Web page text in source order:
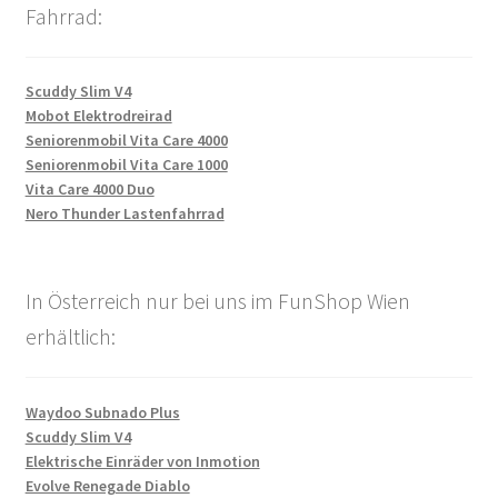
Fahrrad:
Scuddy Slim V4
Mobot Elektrodreirad
Seniorenmobil Vita Care 4000
Seniorenmobil Vita Care 1000
Vita Care 4000 Duo
Nero Thunder Lastenfahrrad
In Österreich nur bei uns im FunShop Wien
erhältlich:
Waydoo Subnado Plus
Scuddy Slim V4
Elektrische Einräder von Inmotion
Evolve Renegade Diablo